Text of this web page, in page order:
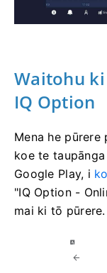
Waitohu
IQ Option
Mena he
koe te
Google Play, i
"IQ Option -
mai ki tō pūrere.